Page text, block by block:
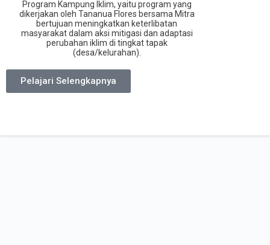
Program Kampung Iklim, yaitu program yang
dikerjakan oleh Tananua Flores bersama Mitra
bertujuan meningkatkan keterlibatan
masyarakat dalam aksi mitigasi dan adaptasi
perubahan iklim di tingkat tapak
(desa/kelurahan).
Pelajari Selengkapnya